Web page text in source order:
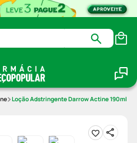
Loção Adstringente Darrow Actine 190ml